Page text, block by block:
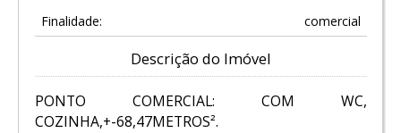
Finalidade: comercial
Descrição do Imóvel
PONTO COMERCIAL: COM WC,
COZINHA,+-68,47METROS².